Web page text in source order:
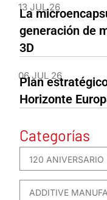
13 JUL 26
La
generación de
3D
06 JUL 26
Plan
Horizonte
Categorías
120 ANIVERSARIO
ADDITIVE